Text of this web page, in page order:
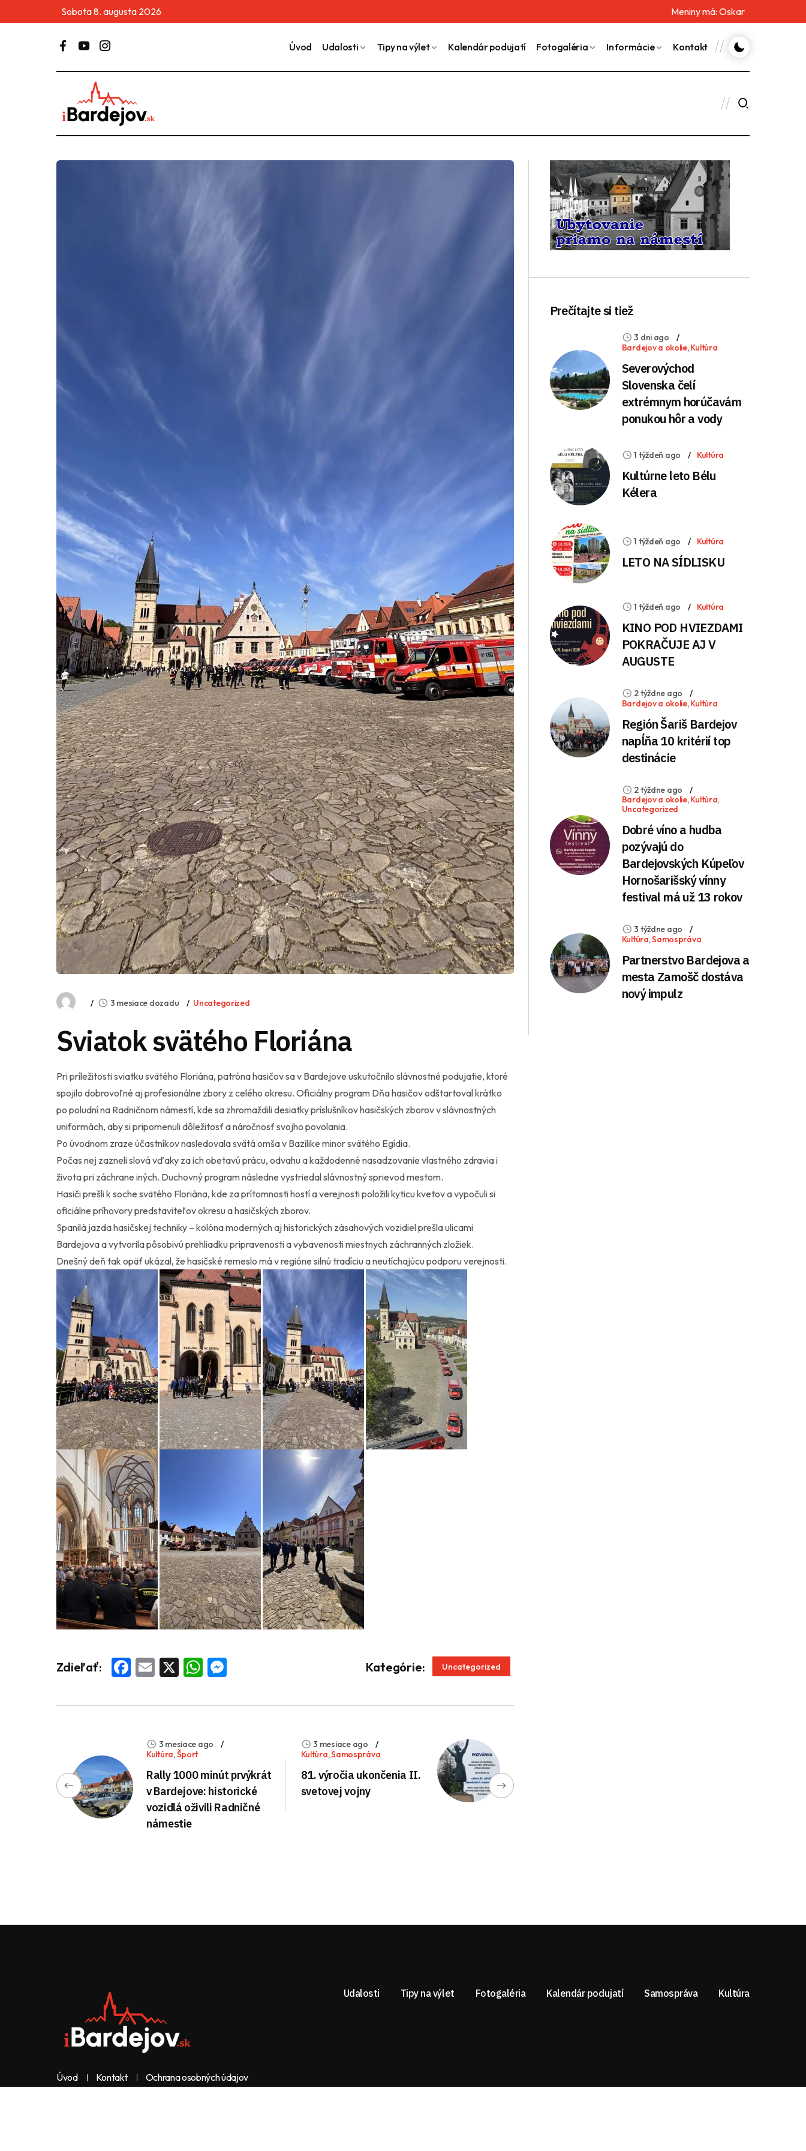
Sobota 8. augusta 2026 Meniny má: Oskar
Úvod Udalosti Tipy na výlet Kalendár podujatí Fotogaléria Informácie Kontakt
3 mesiace dozadu Uncategorized
Sviatok svätého Floriána
Pri príležitosti sviatku svätého Floriána, patróna hasičov sa v Bardejove uskutočnilo slávnostné podujatie, ktoré
spojilo dobrovoľné aj profesionálne zbory z celého okresu. Oficiálny program Dňa hasičov odštartoval krátko
po poludní na Radničnom námestí, kde sa zhromaždili desiatky príslušníkov hasičských zborov v slávnostných
uniformách, aby si pripomenuli dôležitosť a náročnosť svojho povolania.
​Po úvodnom zraze účastníkov nasledovala svätá omša v Bazilike minor svätého Egídia.
Počas nej zazneli slová vďaky za ich obetavú prácu, odvahu a každodenné nasadzovanie vlastného zdravia i
života pri záchrane iných. Duchovný program následne vystriedal slávnostný sprievod mestom.
Hasiči prešli k soche svätého Floriána, kde za prítomnosti hostí a verejnosti položili kyticu kvetov a vypočuli si
oficiálne príhovory predstaviteľov okresu a hasičských zborov.
Spanilá jazda hasičskej techniky – ​kolóna moderných aj historických zásahových vozidiel prešla ulicami
Bardejova a vytvorila pôsobivú prehliadku pripravenosti a vybavenosti miestnych záchranných zložiek.
Dnešný deň tak opäť ukázal, že hasičské remeslo má v regióne silnú tradíciu a neutíchajúcu podporu verejnosti.
Zdieľať: Facebook
Email
X WhatsApp
Messenger Kategórie: Uncategorized
3 mesiace ago
Kultúra,Šport
Rally 1000 minút prvýkrát
v Bardejove: historické
vozidlá oživili Radničné
námestie
3 mesiace ago
Kultúra,Samospráva
81. výročia ukončenia II.
svetovej vojny
Prečítajte si tiež
3 dni ago
Bardejov a okolie,Kultúra
Severovýchod
Slovenska čelí
extrémnym horúčavám
ponukou hôr a vody
1 týždeň ago Kultúra
Kultúrne leto Bélu
Kélera
1 týždeň ago Kultúra
LETO NA SÍDLISKU
1 týždeň ago Kultúra
KINO POD HVIEZDAMI
POKRAČUJE AJ V
AUGUSTE
2 týždne ago
Bardejov a okolie,Kultúra
Región Šariš Bardejov
napĺňa 10 kritérií top
destinácie
2 týždne ago
Bardejov a okolie,Kultúra,
Uncategorized
Dobré víno a hudba
pozývajú do
Bardejovských Kúpeľov
Hornošarišský vínny
festival má už 13 rokov
3 týždne ago
Kultúra,Samospráva
Partnerstvo Bardejova a
mesta Zamošč dostáva
nový impulz
Úvod Kontakt Ochrana osobných údajov
Udalosti Tipy na výlet Fotogaléria Kalendár podujatí Samospráva Kultúra